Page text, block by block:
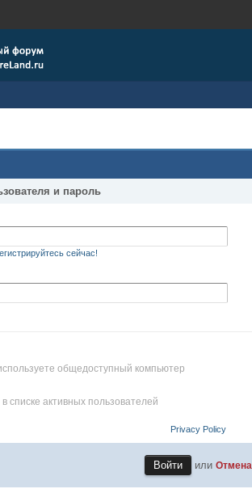
и пароль
сейчас!
общедоступный компьютер
списке активных пользователей
Privacy Policy
илиОтмена